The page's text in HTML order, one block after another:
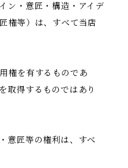
ン・意匠・構造・アイデ
権等）は、すべて当店
権を有するものであ
取得するものではあり
意匠等の権利は、すべ